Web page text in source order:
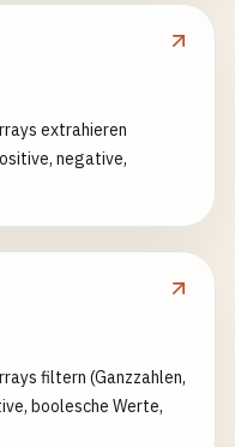
extrahieren
negative,
filtern (Ganzzahlen,
boolesche Werte,